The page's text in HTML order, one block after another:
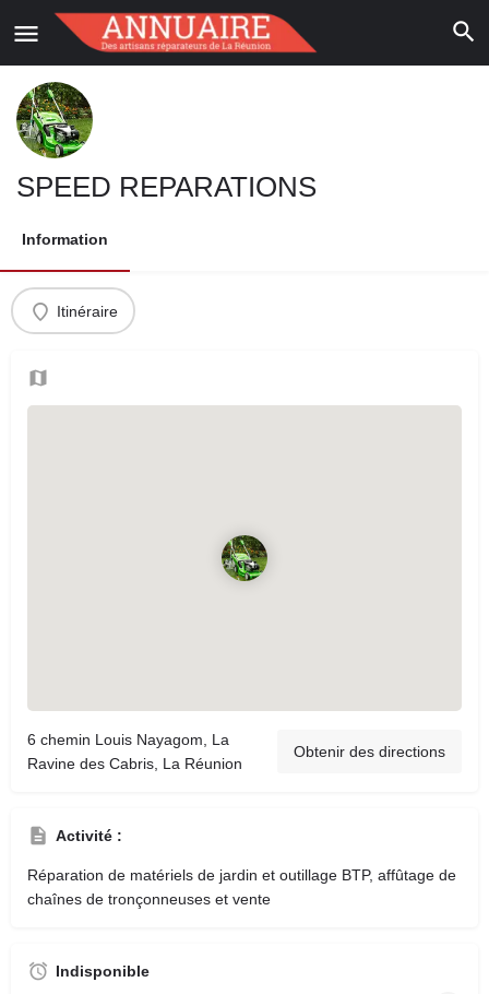
SPEED REPARATIONS
Information
Itinéraire
6 chemin Louis Nayagom, La
Ravine des Cabris, La Réunion
Obtenir des directions
Activité :
Réparation de matériels de jardin et outillage BTP, affûtage de
chaînes de tronçonneuses et vente
Indisponible